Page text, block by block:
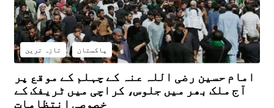
پاکستان تازہ ترین
امام حسین رضی اللہ عنہ کے چہلم کے موقع پر
آج ملک بھر میں جلوس، کراچی میں ٹریفک کے
خصوصی انتظامات